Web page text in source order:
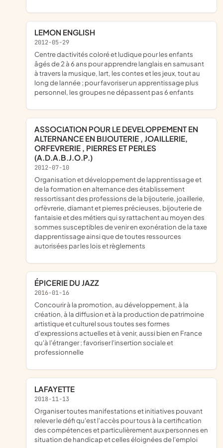
LEMON ENGLISH
2012-05-29
centre dactivités coloré et ludique pour les enfants
âgés de 2 à 6 ans pour apprendre langlais en samusant
à travers la musique, lart, les contes et les jeux, tout au
long de lannée ; pour favoriser un apprentissage plus
personnel, les groupes ne dépassent pas 6 enfants
ASSOCIATION POUR LE DEVELOPPEMENT EN
ALTERNANCE EN BIJOUTERIE , JOAILLERIE,
ORFEVRERIE , PIERRES ET PERLES
(A.D.A.B.J.O.P.)
2012-07-10
organisation et développement de lapprentissage et
de la formation en alternance des établissement
ressortissant des professions de la bijouterie, joaillerie,
orfèvrerie, diamant et pierres précieuses, bijouterie de
fantaisie et des métiers qui sy rattachent au moyen des
sommes susceptibles de venir en exonération de la taxe
dapprentissage ainsi que de toutes ressources
autorisées par les lois et règlements
ÉPICERIE DU JAZZ
2016-01-16
concourir à la promotion, au développement, à la
création, à la diffusion et à la production de patrimoine
artistique et culturel sous toutes ses formes
d'expressions actuelles et à venir, aussi bien en France
qu'à l'étranger ; favoriser l'insertion sociale et
professionnelle
LAFAYETTE
2018-11-13
organiser toutes manifestations et initiatives pouvant
relever le défi qu'est l'accès pour tous à la certification
des compétences et particulièrement aux personnes en
situation de handicap et celles éloignées de l'emploi